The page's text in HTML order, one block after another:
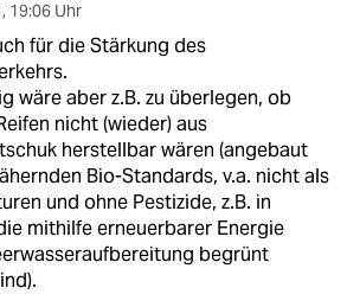
, 19:06 Uhr
für die Stärkung des
wäre aber z.B. zu überlegen, ob
nicht (wieder) aus
herstellbar wären (angebaut
Bio-Standards, v.a. nicht als
und ohne Pestizide, z.B. in
mithilfe erneuerbarer Energie
begrünt